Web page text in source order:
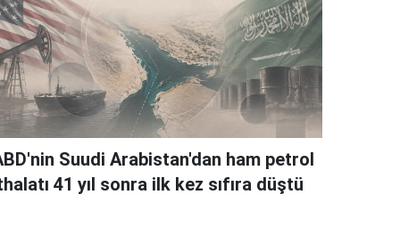
Suudi Arabistan'dan ham petrol
41 yıl sonra ilk kez sıfıra düştü